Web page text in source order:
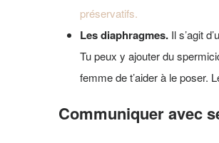
préservatifs.
Les diaphragmes. Il s’agit
Tu peux y ajouter du
femme de t’aider à le poser.
Communiquer avec